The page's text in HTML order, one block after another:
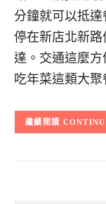
分鐘就可以抵
停在新店北新路
達。交通這麼
吃年菜這類大